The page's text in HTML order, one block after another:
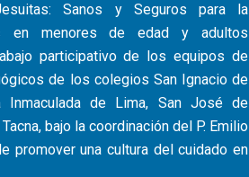
Sanos y Seguros para la
en menores de edad y adultos
participativo de los equipos de
de los colegios San Ignacio de
de Lima, San José de
bajo la coordinación del P. Emilio
promover una cultura del cuidado en